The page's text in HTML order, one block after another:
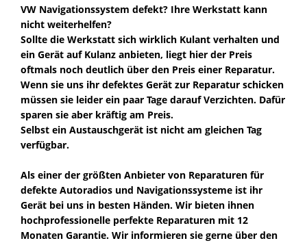
VW Navigationssystem defekt? Ihre Werkstatt kann
nicht weiterhelfen?
Sollte die Werkstatt sich wirklich Kulant verhalten und
ein Gerät auf Kulanz anbieten, liegt hier der Preis
oftmals noch deutlich über den Preis einer Reparatur.
Wenn sie uns ihr defektes Gerät zur Reparatur schicken
müssen sie leider ein paar Tage darauf Verzichten. Dafür
sparen sie aber kräftig am Preis.
Selbst ein Austauschgerät ist nicht am gleichen Tag
verfügbar.
Als einer der größten Anbieter von Reparaturen für
defekte Autoradios und Navigationssysteme ist ihr
Gerät bei uns in besten Händen. Wir bieten ihnen
hochprofessionelle perfekte Reparaturen mit 12
Monaten Garantie. Wir informieren sie gerne über den